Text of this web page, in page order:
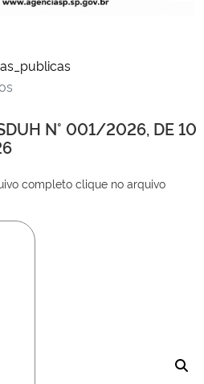
N° 001/2026, DE 10
completo clique no arquivo